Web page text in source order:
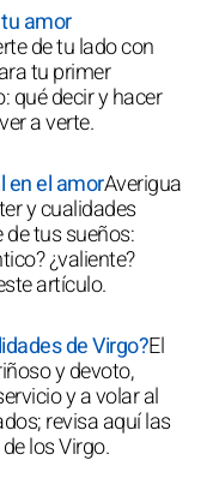
amor
de tu lado con
tu primer
qué decir y hacer
a verte.
en el amorAverigua
y cualidades
tus sueños:
¿valiente?
artículo.
de Virgo?El
y devoto,
y a volar al
revisa aquí las
los Virgo.